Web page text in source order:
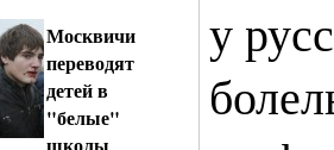
Москвичи
переводят
детей в
"белые"
у